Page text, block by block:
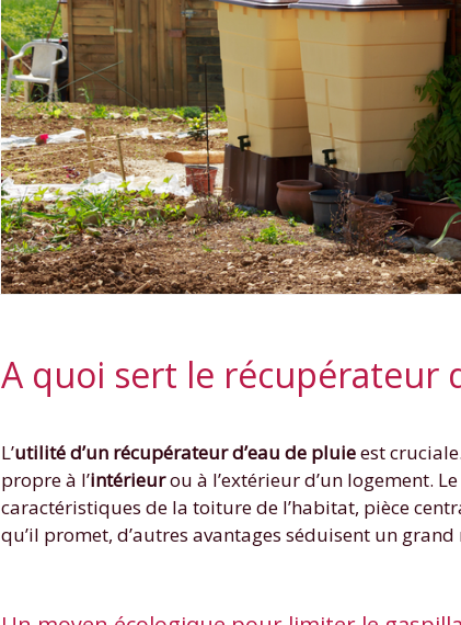
A quoi sert le récupérateur
L’utilité d’un récupérateur d’eau de pluieest
propre à l’intérieurou à l’extérieur d’un logement.
caractéristiques de la toiture de l’habitat, pièce
qu’il promet, d’autres avantages séduisent un